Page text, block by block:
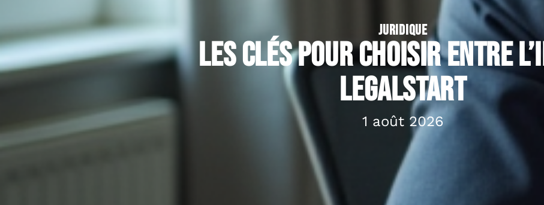
JURIDIQUE
Les clés pour choisir entre
Legalstart
1 août 2026